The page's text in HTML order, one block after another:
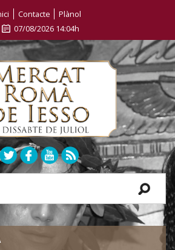
Contacte
Plànol
07/08/2026 14:04h